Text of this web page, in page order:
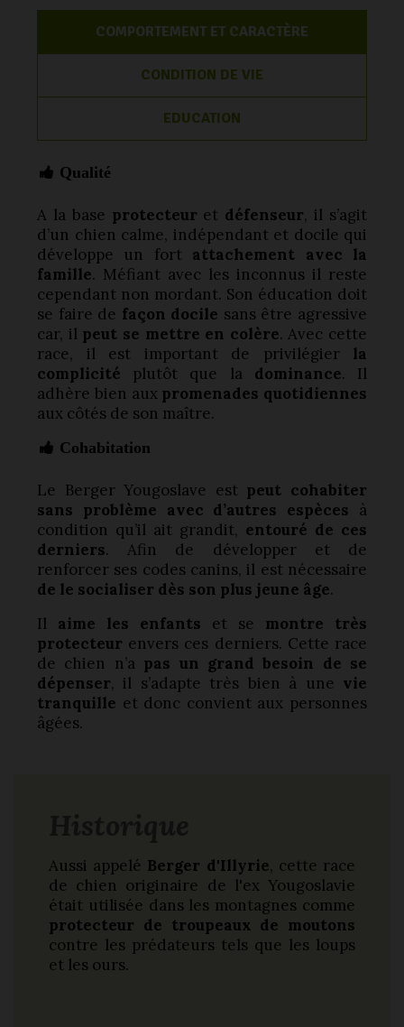
COMPORTEMENT ET CARACTÈRE
CONDITION DE VIE
EDUCATION
Qualité
A la base protecteur et défenseur, il s’agit
d’un chien calme, indépendant et docile qui
développe un fort attachement avec la
famille. Méfiant avec les inconnus il reste
cependant non mordant. Son éducation doit
se faire de façon docile sans être agressive
car, il peut se mettre en colère. Avec cette
race, il est important de privilégier la
complicité plutôt que la dominance. Il
adhère bien aux promenades quotidiennes
aux côtés de son maître.
Cohabitation
Le Berger Yougoslave est peut cohabiter
sans problème avec d’autres espèces à
condition qu’il ait grandit, entouré de ces
derniers. Afin de développer et de
renforcer ses codes canins, il est nécessaire
de le socialiser dès son plus jeune âge.
Il aime les enfants et se montre très
protecteur envers ces derniers. Cette race
de chien n’a pas un grand besoin de se
dépenser, il s’adapte très bien à une vie
tranquille et donc convient aux personnes
âgées.
Aussi appelé Berger d'Illyrie, cette race
de chien originaire de l'ex Yougoslavie
était utilisée dans les montagnes comme
protecteur de troupeaux de moutons
contre les prédateurs tels que les loups
et les ours.